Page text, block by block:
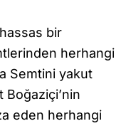
bir
herhangi
Semtini yakut
Boğaziçi’nin
eden herhangi